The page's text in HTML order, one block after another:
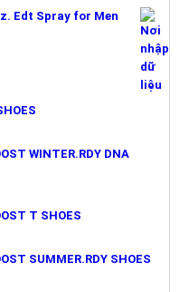
Edt Spray for Men
WINTER.RDY DNA
T SHOES
SUMMER.RDY SHOES